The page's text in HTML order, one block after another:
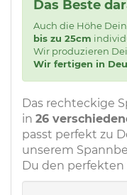
Das Beste
Auch die Höhe
bis zu 25cm
Wir produzieren
Wir fertigen in
Das rechteckige
in 26
passt perfekt zu
unserem
Du den perfekten